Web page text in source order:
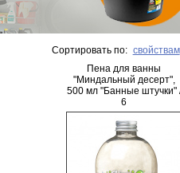
Сортировать по: свойствам
Пена для ванны
"Миндальный десерт",
500 мл "Банные штучки"
6